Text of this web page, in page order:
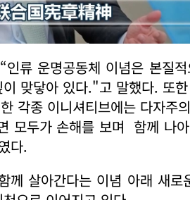
류 운명공동체 이념은 본질
맞닿아 있다."고 말했다. 또
각종 이니셔티브에는 다자주
모두가 손해를 보며 함께 나
다.
께 살아간다는 이념 아래 새